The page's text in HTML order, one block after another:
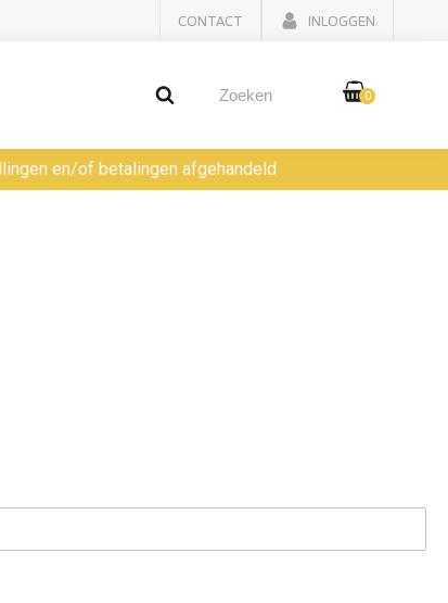
CONTACT INLOGGEN
0
en/of betalingen afgehandeld